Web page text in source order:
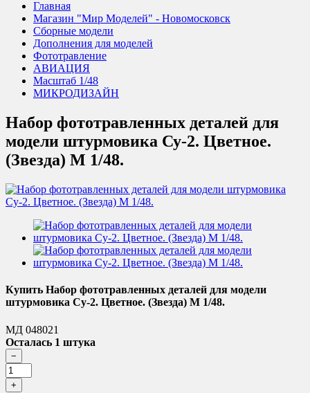
Главная
Магазин "Мир Моделей" - Новомосковск
Сборные модели
Дополнения для моделей
Фототравление
АВИАЦИЯ
Масштаб 1/48
МИКРОДИЗАЙН
Набор фототравленных деталей для
модели штурмовика Су-2. Цветное.
(Звезда) М 1/48.
Купить Набор фототравленных деталей для модели
штурмовика Су-2. Цветное. (Звезда) М 1/48.
МД 048021
Осталась 1 штука